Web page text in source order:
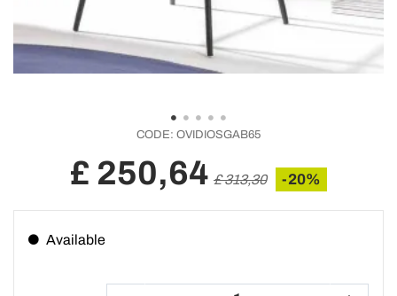
CODE: OVIDIOSGAB65
£ 250,64 £ 313,30 -20%
Available